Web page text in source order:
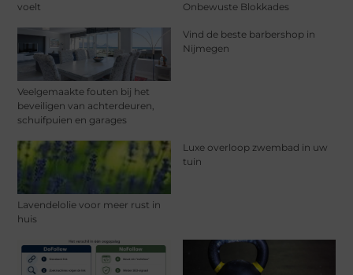
voelt
Onbewuste Blokkades
Veelgemaakte fouten bij het
beveiligen van achterdeuren,
schuifpuien en garages
Vind de beste barbershop in
Nijmegen
Lavendelolie voor meer rust in
huis
Luxe overloop zwembad in uw
tuin